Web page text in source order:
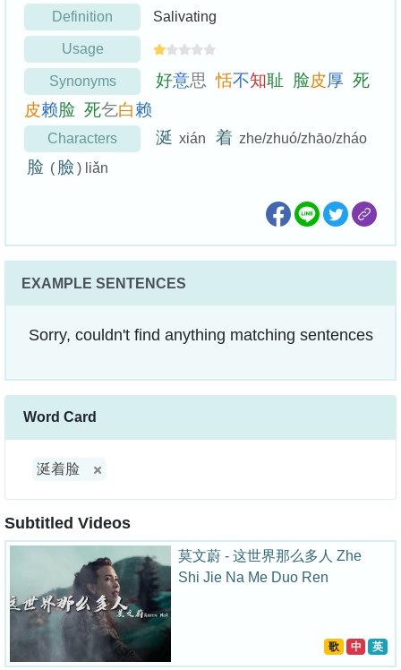
Definition Salivating
Usage
Synonyms 好意思 恬不知耻 脸皮厚 死
皮赖脸 死乞白赖
Characters 涎 xián 着 zhe/zhuó/zhāo/zháo
脸 ( 臉 ) liǎn
EXAMPLE SENTENCES
Sorry, couldn't find anything matching sentences
Word Card
涎着脸
Subtitled Videos
莫文蔚 - 这世界那么多人 Zhe
Shi Jie Na Me Duo Ren
歌 中 英